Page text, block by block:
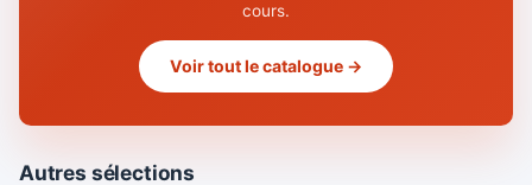
cours.
Voir tout le catalogue →
Autres sélections